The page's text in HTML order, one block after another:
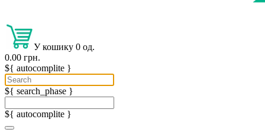
У кошику 0 од.
0.00 грн.
${ autocomplite }
${ search_phase }
${ autocomplite }